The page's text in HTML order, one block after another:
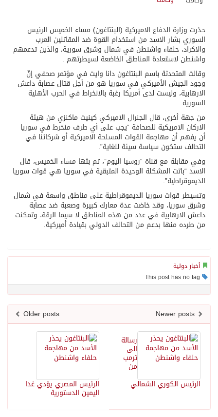
حذرت وزارة الدفاع الاميركية (البنتاغون) مساء الخميس الرئيس
السوري بشار الاسد من استخدام القوة ضد المقاتلين العرب
والاكراد، حلفاء واشنطن في شمال وشرق سورية، والذين تدعمهم
واشنطن لاستعادة المناطق الخاضعة لسيطرتهم .
وقالت المتحدثة باسم البنتاغون دانا وايت في مؤتمر صحفي إنّ
وجود الجيش الأميركي في سوريا هو من أجل قتال عصابة داعش
الارهابية، وليست لدى أمريكا رغبة بالانخراط في الحرب الأهلية
السورية.
من جهة أخرى، قال الجنرال الاميركي كينيث ماكنزي من هيئة
الاركان الامريكية للصحافة “يجب على أي طرف منخرط في سوريا
أن يفهم أن مهاجمة القوات المسلحة الاميركية أو شركائنا في
التحالف ستكون سياسة سيئة للغاية”.
وفي مقابلة مع قناة “روسيا اليوم”، تم بثها مساء الخميس، قال
الاسد “باتت المشكلة الوحيدة المتبقية في سوريا هي قوات سوريا
الديموقراطية”.
وتسيطر قوات سوريا الديموقراطية على مناطق واسعة في شمال
وشرق سوريا، وقد خاضت عدة معارك كبيرة وصعبة ضد عصابة
داعش الارهابية في عدد من هذه المناطق لا سيما الرقة، وتمكنت
من طرده منها بدعم من التحالف الدولي بقيادة أميركية.
أخبار دولية
Older posts
الرئيس المصري يؤدي غدا
اليمين الدستورية
رسالة
الى
ترمب
من
الرئيس الكوري الشمالي